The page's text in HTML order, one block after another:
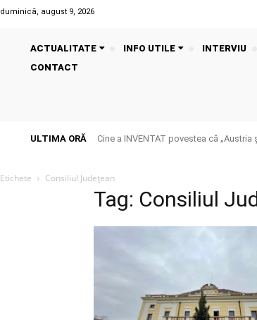
duminică, august 9, 2026
ACTUALITATE INFO UTILE INTERVIU
CONTACT
ULTIMA ORĂ Cine a INVENTAT povestea că
Etichete Consiliul Județean
Tag: Consiliul